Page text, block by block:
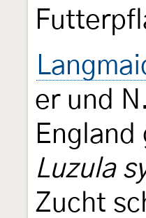
er und
Luzula
Zucht